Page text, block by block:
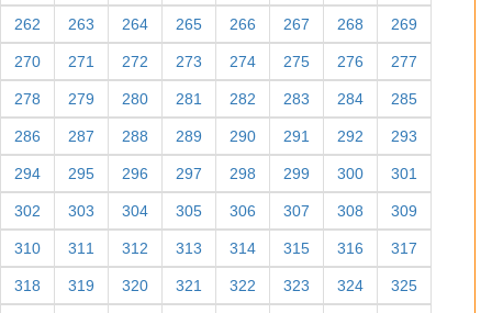
262 263 264 265 266 267 268 269
270 271 272 273 274 275 276 277
278 279 280 281 282 283 284 285
286 287 288 289 290 291 292 293
294 295 296 297 298 299 300 301
302 303 304 305 306 307 308 309
310 311 312 313 314 315 316 317
318 319 320 321 322 323 324 325